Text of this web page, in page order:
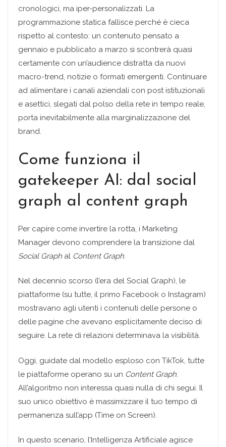
cronologici, ma iper-personalizzati. La
programmazione statica fallisce perché è cieca
rispetto al contesto: un contenuto pensato a
gennaio e pubblicato a marzo si scontrerà quasi
certamente con un’audience distratta da nuovi
macro-trend, notizie o formati emergenti. Continuare
ad alimentare i canali aziendali con post istituzionali
e asettici, slegati dal polso della rete in tempo reale,
porta inevitabilmente alla marginalizzazione del
brand.
Come funziona il
gatekeeper AI: dal social
graph al content graph
Per capire come invertire la rotta, i Marketing
Manager devono comprendere la transizione dal
Social Graph al Content Graph.
Nel decennio scorso (l’era del Social Graph), le
piattaforme (su tutte, il primo Facebook o Instagram)
mostravano agli utenti i contenuti delle persone o
delle pagine che avevano esplicitamente deciso di
seguire. La rete di relazioni determinava la visibilità.
Oggi, guidate dal modello esploso con TikTok, tutte
le piattaforme operano su un Content Graph.
All’algoritmo non interessa quasi nulla di chi segui. Il
suo unico obiettivo è massimizzare il tuo tempo di
permanenza sull’app (Time on Screen).
In questo scenario, l’Intelligenza Artificiale agisce